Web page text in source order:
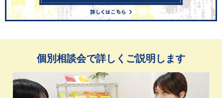
個別相談会で詳しくご説明します